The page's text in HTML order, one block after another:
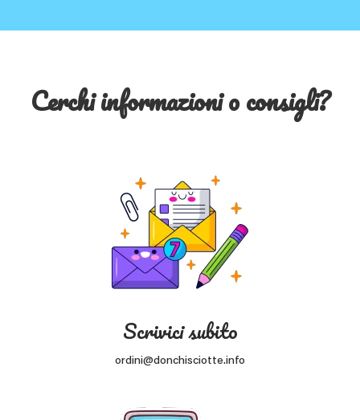
Cerchi informazioni o consigli?
Scrivici subito
ordini@donchisciotte.info